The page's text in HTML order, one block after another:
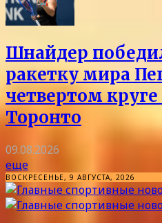
Шнайдер
ракетку мира
четвертом
Торонто
09.08.2026
еще
ВОСКРЕСЕНЬЕ, 9 АВГУСТА, 2026